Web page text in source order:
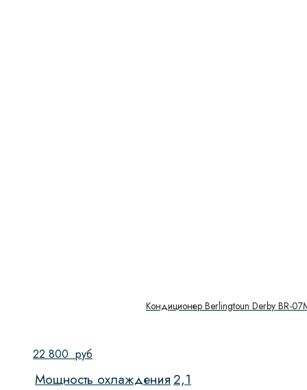
Кондиционер Berlingtoun Derby BR-
22 800 руб
Мощность охлаждения2,1